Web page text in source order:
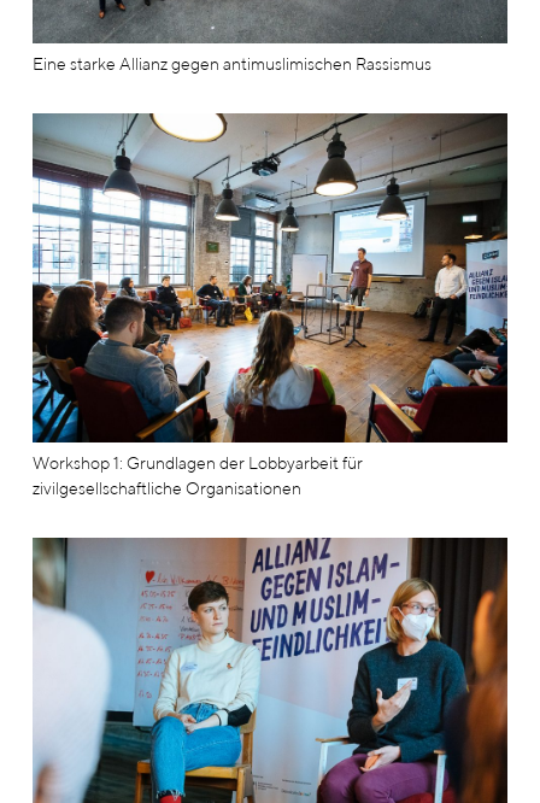
Eine starke Allianz gegen antimuslimischen Rassismus
Workshop 1: Grundlagen der Lobbyarbeit für
zivilgesellschaftliche Organisationen